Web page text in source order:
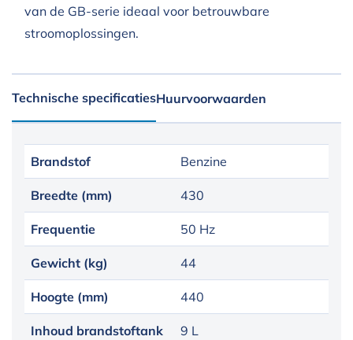
van de GB-serie ideaal voor betrouwbare
stroomoplossingen.
Technische specificatiesHuurvoorwaarden
Brandstof Benzine
Breedte (mm) 430
Frequentie 50 Hz
Gewicht (kg) 44
Hoogte (mm) 440
Inhoud brandstoftank 9 L